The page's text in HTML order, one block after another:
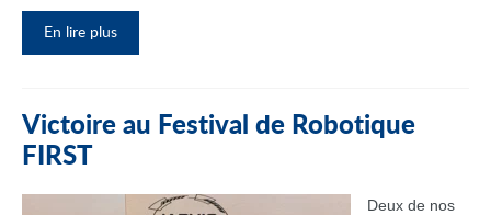
En lire plus
Victoire au Festival de Robotique
FIRST
Deux de nos